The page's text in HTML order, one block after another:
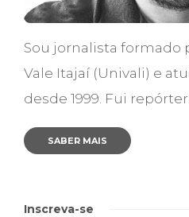
Sou jornalista formado
Vale Itajaí (Univali) e
desde 1999. Fui repórter...
SABER MAIS
Inscreva-se